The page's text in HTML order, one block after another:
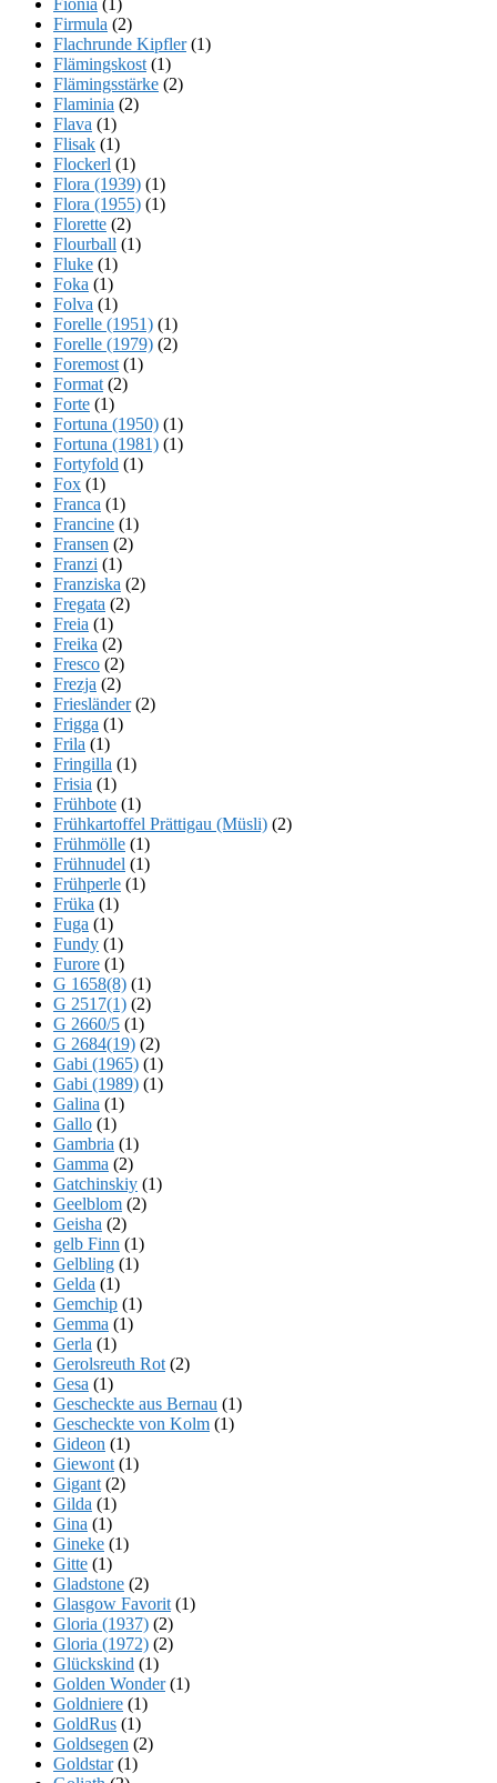
Firmula (2)
Flachrunde Kipfler(1)
Flämingskost (1)
Flämingsstärke (2)
Flaminia (2)
Flava (1)
Flisak (1)
Flockerl (1)
Flora (1939) (1)
Flora (1955) (1)
Florette (2)
Flourball (1)
Fluke (1)
Foka (1)
Folva (1)
Forelle (1951) (1)
Forelle (1979) (2)
Foremost (1)
Format (2)
Forte (1)
Fortuna (1950) (1)
Fortuna (1981) (1)
Fortyfold (1)
Fox (1)
Franca (1)
Francine (1)
Fransen (2)
Franzi (1)
Franziska (2)
Fregata (2)
Freia (1)
Freika (2)
Fresco (2)
Frezja (2)
Friesländer(2)
Frigga (1)
Frila (1)
Fringilla (1)
Frisia (1)
Frühbote (1)
Frühkartoffel Prättigau (Müsli) (2)
Frühmölle (1)
Frühnudel (1)
Frühperle (1)
Früka (1)
Fuga (1)
Fundy (1)
Furore (1)
G 1658(8) (1)
G 2517(1) (2)
G 2660/5 (1)
G 2684(19) (2)
Gabi (1965) (1)
Gabi (1989) (1)
Galina (1)
Gallo (1)
Gambria (1)
Gamma (2)
Gatchinskiy (1)
Geelblom (2)
Geisha (2)
gelb Finn (1)
Gelbling (1)
Gelda (1)
Gemchip (1)
Gemma (1)
Gerla (1)
Gerolsreuth Rot (2)
Gesa (1)
Gescheckte aus Bernau (1)
Gescheckte von Kolm (1)
Gideon (1)
Giewont (1)
Gigant (2)
Gilda (1)
Gina (1)
Gineke (1)
Gitte (1)
Gladstone (2)
Glasgow Favorit (1)
Gloria (1937) (2)
Gloria (1972) (2)
Glückskind (1)
Golden Wonder(1)
Goldniere (1)
GoldRus (1)
Goldsegen (2)
Goldstar(1)